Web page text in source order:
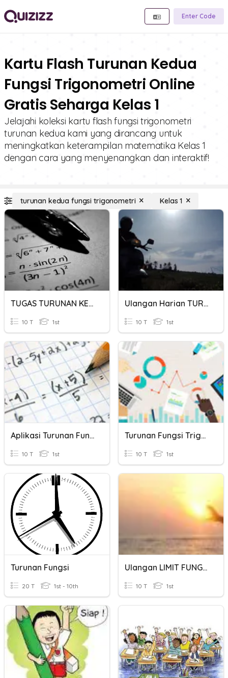
Enter Code
Kartu Flash Turunan Kedua
Fungsi Trigonometri Online
Gratis Seharga Kelas 1
Jelajahi koleksi kartu flash fungsi trigonometri
turunan kedua kami yang dirancang untuk
meningkatkan keterampilan matematika Kelas 1
dengan cara yang menyenangkan dan interaktif!
turunan kedua fungsi trigonometri Kelas 1
TUGAS TURUNAN KEDUA FUNGSI TRIGONOMETRI
10 T 1st
Ulangan Harian TURUNAN FUNGSI TRIGONOMETRI
10 T 1st
Aplikasi Turunan Fungsi Trigonometri
10 T 1st
Turunan Fungsi Trigonometri 1
10 T 1st
Turunan Fungsi
20 T 1st - 10th
Ulangan LIMIT FUNGSI TRIGONOMETRI
10 T 1st